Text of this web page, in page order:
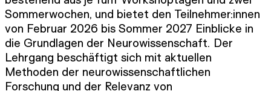
Sommerwochen, und bietet den Teilnehmer:innen
von Februar 2026 bis Sommer 2027 Einblicke in
die Grundlagen der Neurowissenschaft. Der
Lehrgang beschäftigt sich mit aktuellen
Methoden der neurowissenschaftlichen
Forschung und der Relevanz von